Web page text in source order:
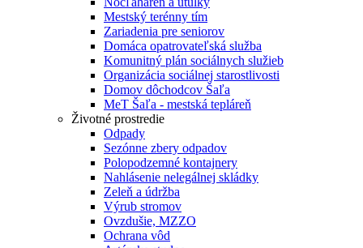
Mestský terénny tím
Zariadenia pre seniorov
Domáca opatrovateľská služba
Komunitný plán sociálnych služieb
Organizácia sociálnej starostlivosti
Domov dôchodcov Šaľa
MeT Šaľa - mestská tepláreň
Životné prostredie
Odpady
Sezónne zbery odpadov
Polopodzemné kontajnery
Nahlásenie nelegálnej skládky
Zeleň a údržba
Výrub stromov
Ovzdušie, MZZO
Ochrana vôd